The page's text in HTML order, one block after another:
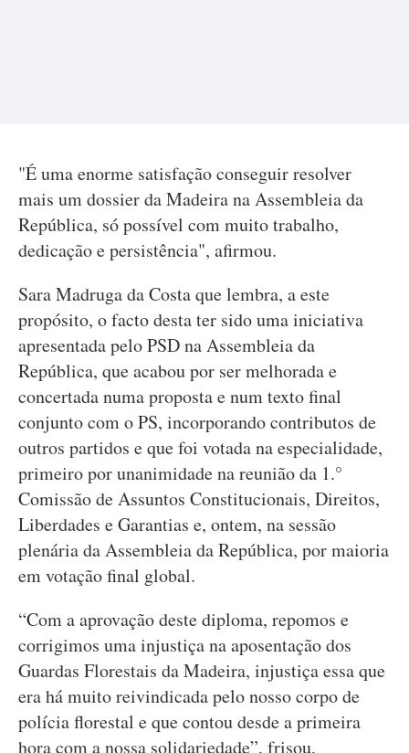
"É uma enorme satisfação conseguir resolver
mais um dossier da Madeira na Assembleia da
República, só possível com muito trabalho,
dedicação e persistência", afirmou.
Sara Madruga da Costa que lembra, a este
propósito, o facto desta ter sido uma iniciativa
apresentada pelo PSD na Assembleia da
República, que acabou por ser melhorada e
concertada numa proposta e num texto final
conjunto com o PS, incorporando contributos de
outros partidos e que foi votada na especialidade,
primeiro por unanimidade na reunião da 1.°
Comissão de Assuntos Constitucionais, Direitos,
Liberdades e Garantias e, ontem, na sessão
plenária da Assembleia da República, por maioria
em votação final global.
“Com a aprovação deste diploma, repomos e
corrigimos uma injustiça na aposentação dos
Guardas Florestais da Madeira, injustiça essa que
era há muito reivindicada pelo nosso corpo de
polícia florestal e que contou desde a primeira
hora com a nossa solidariedade”, frisou,